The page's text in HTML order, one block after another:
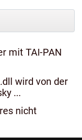
mit TAI-PAN
wird von der
...
nicht